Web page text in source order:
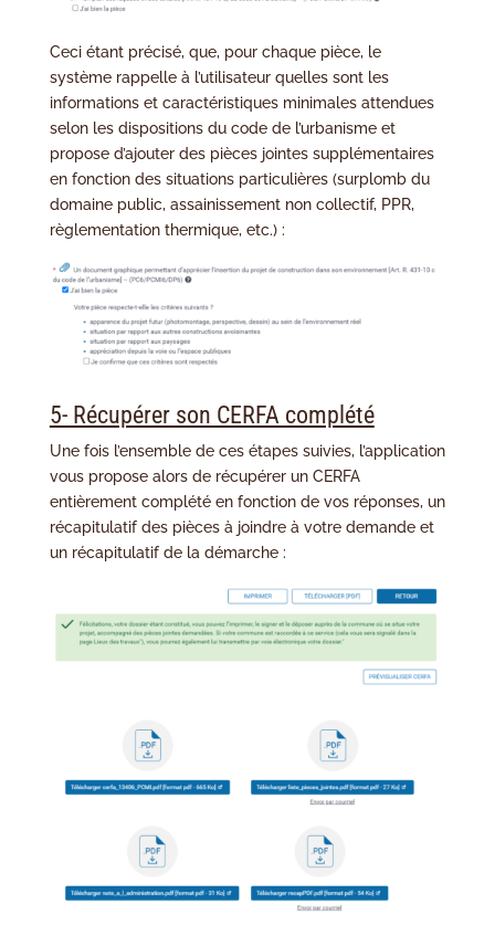
Ceci étant précisé, que, pour chaque pièce, le
système rappelle à l’utilisateur quelles sont les
informations et caractéristiques minimales attendues
selon les dispositions du code de l’urbanisme et
propose d’ajouter des pièces jointes supplémentaires
en fonction des situations particulières (surplomb du
domaine public, assainissement non collectif, PPR,
règlementation thermique, etc.) :
5- Récupérer son CERFA complété
Une fois l’ensemble de ces étapes suivies, l’application
vous propose alors de récupérer un CERFA
entièrement complété en fonction de vos réponses, un
récapitulatif des pièces à joindre à votre demande et
un récapitulatif de la démarche :